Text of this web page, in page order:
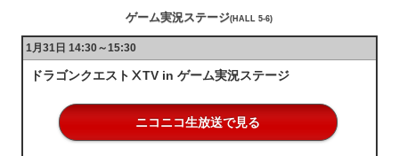
ゲーム実況ステージ(HALL 5-6)
1月31日 14:30～15:30
ドラゴンクエストⅩTV in ゲーム実況ステージ
ニコニコ生放送で見る